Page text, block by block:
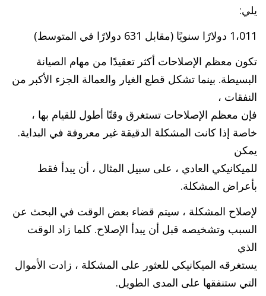
يلي:
1،011 دولارًا سنويًا (مقابل 631 دولارًا في المتوسط)
تكون معظم الإصلاحات أكثر تعقيدًا من مهام الصيانة
البسيطة. بينما تشكل قطع الغيار والعمالة الجزء الأكبر من
النفقات ،
فإن معظم الإصلاحات تستغرق وقتًا أطول للقيام بها ،
خاصة إذا كانت المشكلة الدقيقة غير معروفة في البداية.
يمكن
للميكانيكي العادي ، على سبيل المثال ، أن يبدأ فقط
بأعراض المشكلة.
لإصلاح المشكلة ، سيتم قضاء بعض الوقت في البحث عن
السبب وتشخيصه قبل أن يبدأ الإصلاح. كلما زاد الوقت
الذي
يستغرقه الميكانيكي للعثور على المشكلة ، زادت الأموال
التي ستنفقها على المدى الطويل.